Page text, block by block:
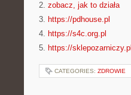
2. zobacz, jak to działa
3. https://pdhouse.pl
4. https://s4c.org.pl
5. https://sklepozarniczy.pl
CATEGORIES: ZDROWIE